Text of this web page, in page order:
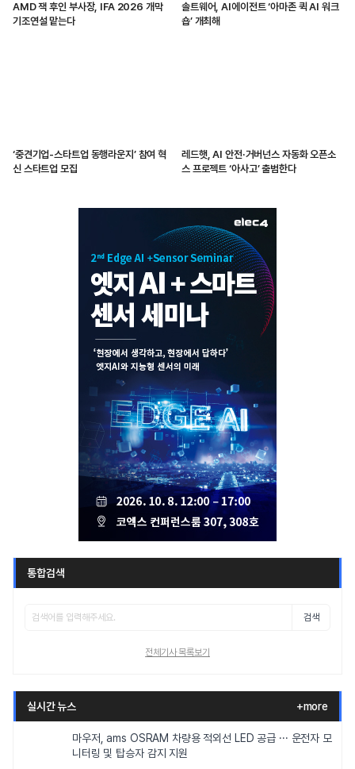
AMD 잭 후인 부사장, IFA 2026 개막
기조연설 맡는다
솔트웨어, AI에이전트 ‘아마존 퀵 AI 워크
숍’ 개최해
‘중견기업-스타트업 동행라운지’ 참여 혁
신 스타트업 모집
레드햇, AI 안전·거버넌스 자동화 오픈소
스 프로젝트 ‘아사고’ 출범한다
통합검색
검색
전체기사 목록보기
실시간 뉴스 +more
마우저, ams OSRAM 차량용 적외선 LED 공급 ··· 운전자 모
니터링 및 탑승자 감지 지원